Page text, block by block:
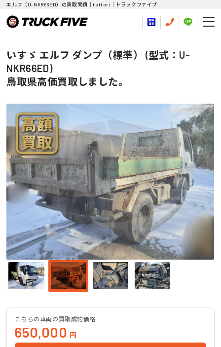
エルフ（U-NKR66ED）の買取実績｜tottori｜トラックファイブ
いすゞ エルフ ダンプ（標準） (型式：U-
NKR66ED)
鳥取県高価買取しました。
こちらの車両の買取成約価格
650,000 円